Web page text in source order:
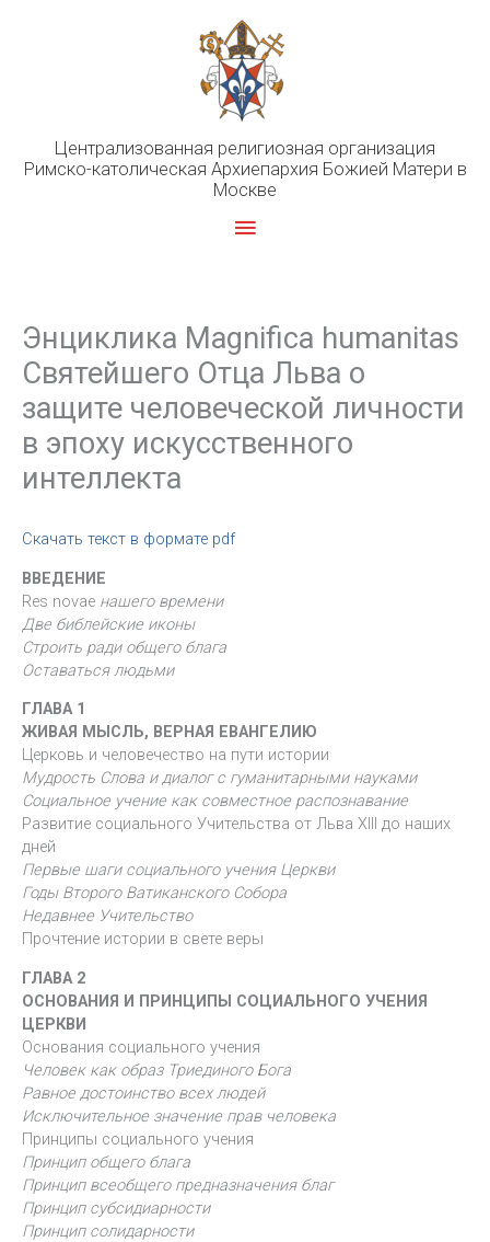
Централизованная религиозная организация
Римско-католическая Архиепархия Божией Матери в
Москве
Главное
Энциклика Magnifica humanitas
Cвятейшего Отца Льва о
защите человеческой личности
в эпоху искусственного
интеллекта
Скачать текст в формате pdf
ВВЕДЕНИЕ
Res novae нашего времени
Две библейские иконы
Строить ради общего блага
Оставаться людьми
ГЛАВА 1
ЖИВАЯ МЫСЛЬ, ВЕРНАЯ ЕВАНГЕЛИЮ
Церковь и человечество на пути истории
Мудрость Слова и диалог с гуманитарными науками
Социальное учение как совместное распознавание
Развитие социального Учительства от Льва XIII до наших
дней
Первые шаги социального учения Церкви
Годы Второго Ватиканского Собора
Недавнее Учительство
Прочтение истории в свете веры
ГЛАВА 2
ОСНОВАНИЯ И ПРИНЦИПЫ СОЦИАЛЬНОГО УЧЕНИЯ
ЦЕРКВИ
Основания социального учения
Человек как образ Триединого Бога
Равное достоинство всех людей
Исключительное значение прав человека
Принципы социального учения
Принцип общего блага
Принцип всеобщего предназначения благ
Принцип субсидиарности
Принцип солидарности